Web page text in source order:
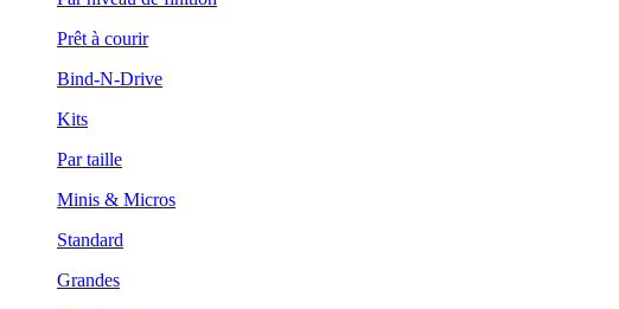
Prêt à courir
Bind-N-Drive
Kits
Par taille
Minis & Micros
Standard
Grandes